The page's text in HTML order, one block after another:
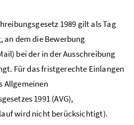
1989 gilt als Tag
an dem die Bewerbung
bei der in der Ausschreibung
Für das fristgerechte Einlangen
Allgemeinen
1991 (AVG),
wird nicht berücksichtigt).